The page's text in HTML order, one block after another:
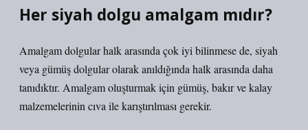
Her siyah dolgu amalgam mıdır?
Amalgam dolgular halk arasında çok iyi bilinmese de, siyah
veya gümüş dolgular olarak anıldığında halk arasında daha
tanıdıktır. Amalgam oluşturmak için gümüş, bakır ve kalay
malzemelerinin cıva ile karıştırılması gerekir.